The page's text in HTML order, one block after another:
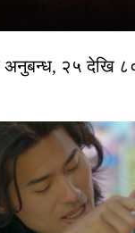
अनुबन्ध, २५ देखि